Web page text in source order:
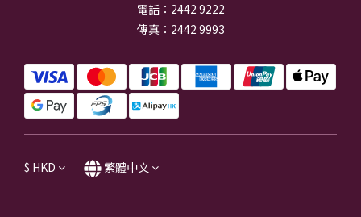
電話：2442 9222
傳真：2442 9993
$ HKD 繁體中文